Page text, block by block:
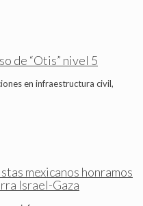
de “Otis” nivel 5
en infraestructura civil,
mexicanos honramos
Israel-Gaza